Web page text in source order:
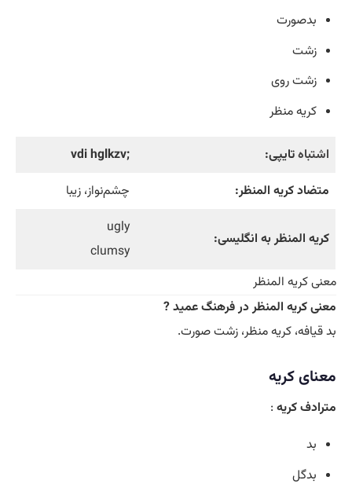
بدصورت
زشت
زشت روی
کریه منظر
اشتباهتایپی:
;vdi hglkzv
متضاد کریه‌ المنظر:
چشم‌نواز، زیبا
کریه المنظر به انگلیسی:
ugly
clumsy
معنی کریه المنظر
معنی کریه المنظر در فرهنگ عمید ?
بد قیافه، کریه منظر، زشت صورت.
معنای کریه
مترادف کریه :
بد
بدگل